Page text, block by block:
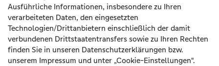
Wie kann ich den Wert meiner
Immobilie steigern?